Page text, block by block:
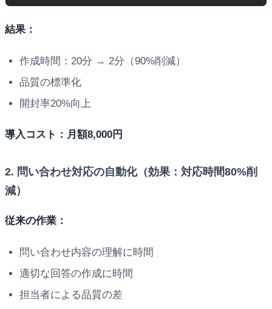
結果：
作成時間：20分 → 2分（90%削減）
品質の標準化
開封率20%向上
導入コスト：月額8,000円
2. 問い合わせ対応の自動化（効果：対応時間80%削
減）
従来の作業：
問い合わせ内容の理解に時間
適切な回答の作成に時間
担当者による品質の差